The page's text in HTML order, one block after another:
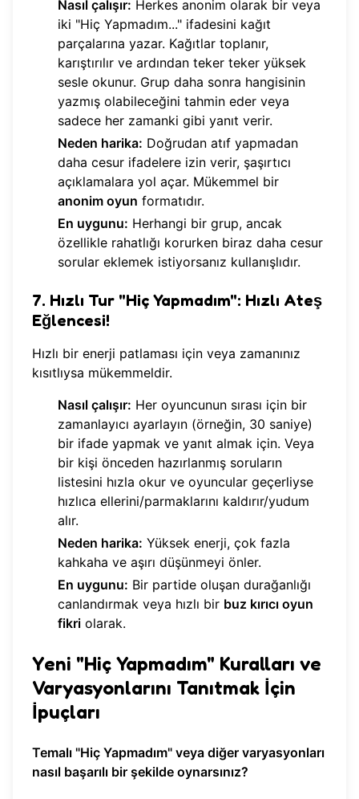
Nasıl çalışır: Herkes anonim olarak bir veya
iki "Hiç Yapmadım..." ifadesini kağıt
parçalarına yazar. Kağıtlar toplanır,
karıştırılır ve ardından teker teker yüksek
sesle okunur. Grup daha sonra hangisinin
yazmış olabileceğini tahmin eder veya
sadece her zamanki gibi yanıt verir.
Neden harika: Doğrudan atıf yapmadan
daha cesur ifadelere izin verir, şaşırtıcı
açıklamalara yol açar. Mükemmel bir
anonim oyun formatıdır.
En uygunu: Herhangi bir grup, ancak
özellikle rahatlığı korurken biraz daha cesur
sorular eklemek istiyorsanız kullanışlıdır.
7. Hızlı Tur "Hiç Yapmadım": Hızlı Ateş
Eğlencesi!
Hızlı bir enerji patlaması için veya zamanınız
kısıtlıysa mükemmeldir.
Nasıl çalışır: Her oyuncunun sırası için bir
zamanlayıcı ayarlayın (örneğin, 30 saniye)
bir ifade yapmak ve yanıt almak için. Veya
bir kişi önceden hazırlanmış soruların
listesini hızla okur ve oyuncular geçerliyse
hızlıca ellerini/parmaklarını kaldırır/yudum
alır.
Neden harika: Yüksek enerji, çok fazla
kahkaha ve aşırı düşünmeyi önler.
En uygunu: Bir partide oluşan durağanlığı
canlandırmak veya hızlı bir buz kırıcı oyun
fikri olarak.
Yeni "Hiç Yapmadım" Kuralları ve
Varyasyonlarını Tanıtmak İçin
İpuçları
Temalı "Hiç Yapmadım" veya diğer varyasyonları
nasıl başarılı bir şekilde oynarsınız?